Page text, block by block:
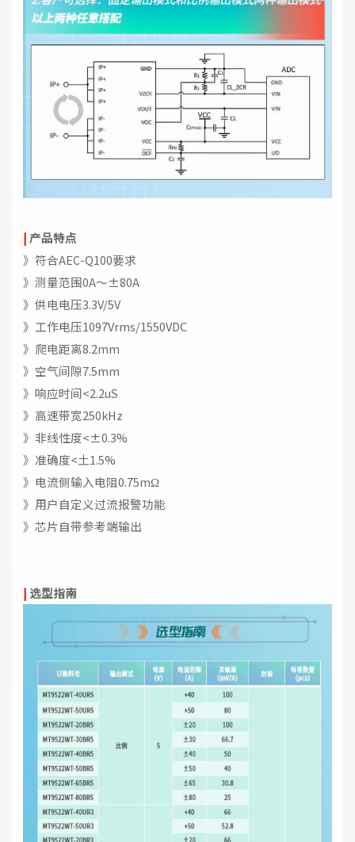
|产品特点
》符合AEC-Q100要求
》测量范围0A～±80A
》供电电压3.3V/5V
》工作电压1097Vrms/1550VDC
》爬电距离8.2mm
》空气间隙7.5mm
》响应时间<2.2uS
》高速带宽250kHz
》非线性度<±0.3%
》准确度<土1.5%
》电流侧输入电阻0.75mΩ
》用户自定义过流报警功能
》芯片自带参考端输出
| 选型指南